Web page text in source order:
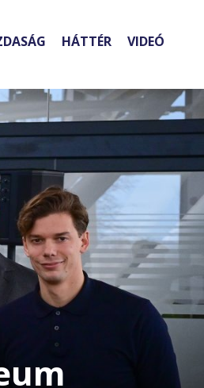
HÁTTÉR VIDEÓ